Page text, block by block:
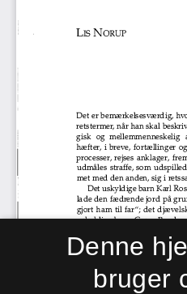
Denne
bruger